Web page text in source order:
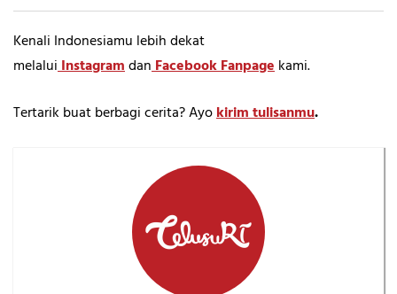
Kenali Indonesiamu lebih dekat
melaluiInstagramdanFacebook Fanpagekami.
Tertarik buat berbagi cerita? Ayokirim tulisanmu.